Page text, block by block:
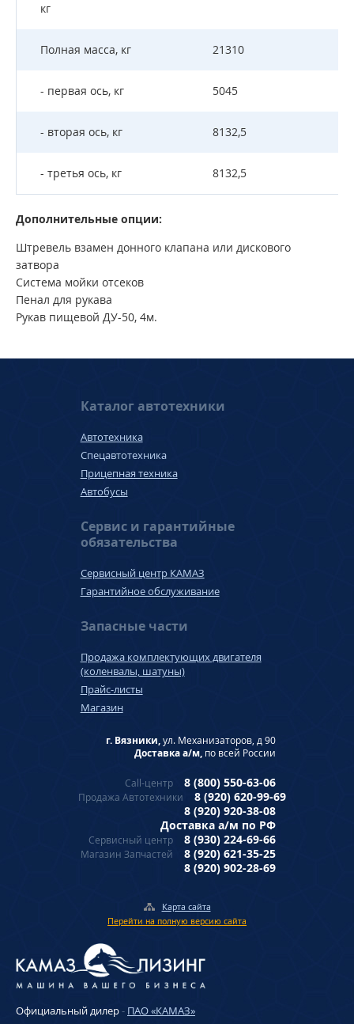
кг
Полная масса, кг 21310
- первая ось, кг 5045
- вторая ось, кг 8132,5
- третья ось, кг 8132,5
Дополнительные опции:
Штревель взамен донного клапана или дискового
затвора
Система мойки отсеков
Пенал для рукава
Рукав пищевой ДУ-50, 4м.
Каталог автотехники
Автотехника
Спецавтотехника
Прицепная техника
Автобусы
Сервис и гарантийные
обязательства
Сервисный центр КАМАЗ
Гарантийное обслуживание
Запасные части
Продажа комплектующих двигателя
(коленвалы, шатуны)
Прайс-листы
Магазин
г. Вязники,ул. Механизаторов, д 90
Доставка а/м, по всей России
Call-центр 8 (800) 550-63-06
Продажа Автотехники
8 (920) 620-99-69
8 (920) 920-38-08
Доставка а/м по РФ
Сервисный центр 8 (930) 224-69-66
Магазин Запчастей
8 (920) 621-35-25
8 (920) 902-28-69
Карта сайта
Перейти на полную версию сайта
Официальный дилер- ПАО «КАМАЗ»